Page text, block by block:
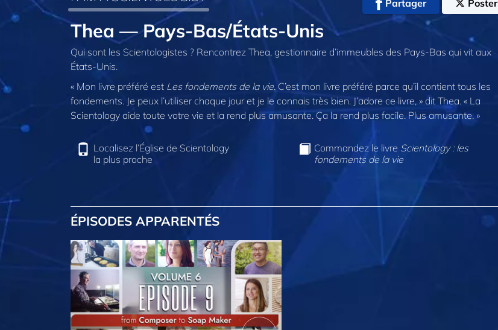
Partager Poster
Thea — Pays-Bas/États-Unis
Qui sont les Scientologistes ? Rencontrez Thea, gestionnaire d’immeubles des Pays-Bas qui vit aux
États-Unis.
« Mon livre préféré est Les fondements de la vie. C’est mon livre préféré parce qu’il contient tous les
fondements. Je peux l’utiliser chaque jour et je le connais très bien. J’adore ce livre, » dit Thea. « La
Scientology aide toute votre vie et la rend plus amusante. Ça la rend plus facile. Plus amusante. »
Localisez l’Église de Scientology
la plus proche
Commandez le livre Scientology : les
fondements de la vie
ÉPISODES APPARENTÉS